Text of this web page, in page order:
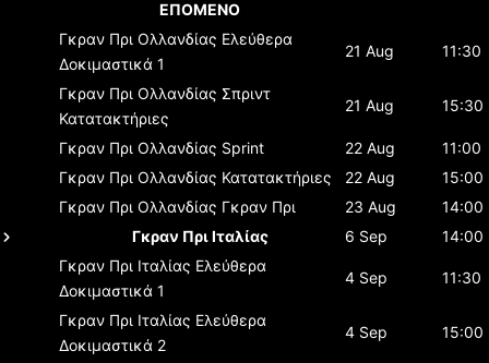
ΕΠΟΜΕΝΟ
Γκραν Πρι Ολλανδίας Ελεύθερα
Δοκιμαστικά 1
21 Aug 11:30
Γκραν Πρι Ολλανδίας Σπριντ
Κατατακτήριες
21 Aug 15:30
Γκραν Πρι Ολλανδίας Sprint 22 Aug
11:00
Γκραν Πρι Ολλανδίας Κατατακτήριες 22 Aug
15:00
Γκραν Πρι Ολλανδίας Γκραν Πρι 23 Aug
14:00
Γκραν Πρι Ιταλίας
6 Sep
14:00
Γκραν Πρι Ιταλίας Ελεύθερα
Δοκιμαστικά 1
4 Sep 11:30
Γκραν Πρι Ιταλίας Ελεύθερα
Δοκιμαστικά 2
4 Sep 15:00